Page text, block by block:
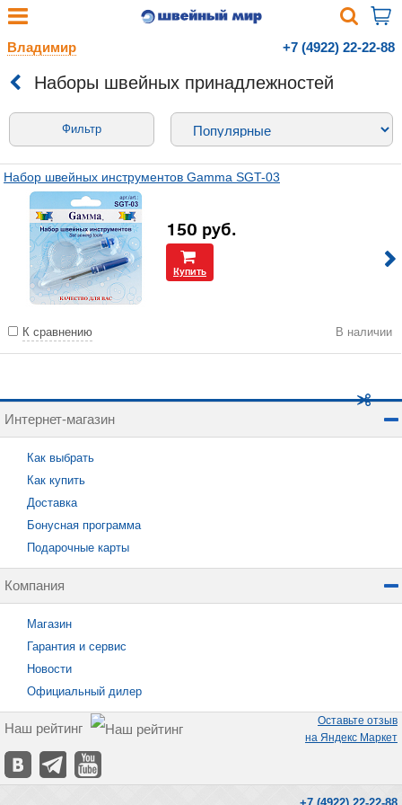
Владимир +7 (4922) 22-22-88
Наборы швейных принадлежностей
Фильтр
Набор швейных инструментов Gamma SGT-03
150 руб.
Купить
К сравнению В наличии
Интернет-магазин
Как выбрать
Как купить
Доставка
Бонусная программа
Подарочные карты
Компания
Магазин
Гарантия и сервис
Новости
Официальный дилер
Наш рейтинг
Оставьте отзыв
на Яндекс Маркет